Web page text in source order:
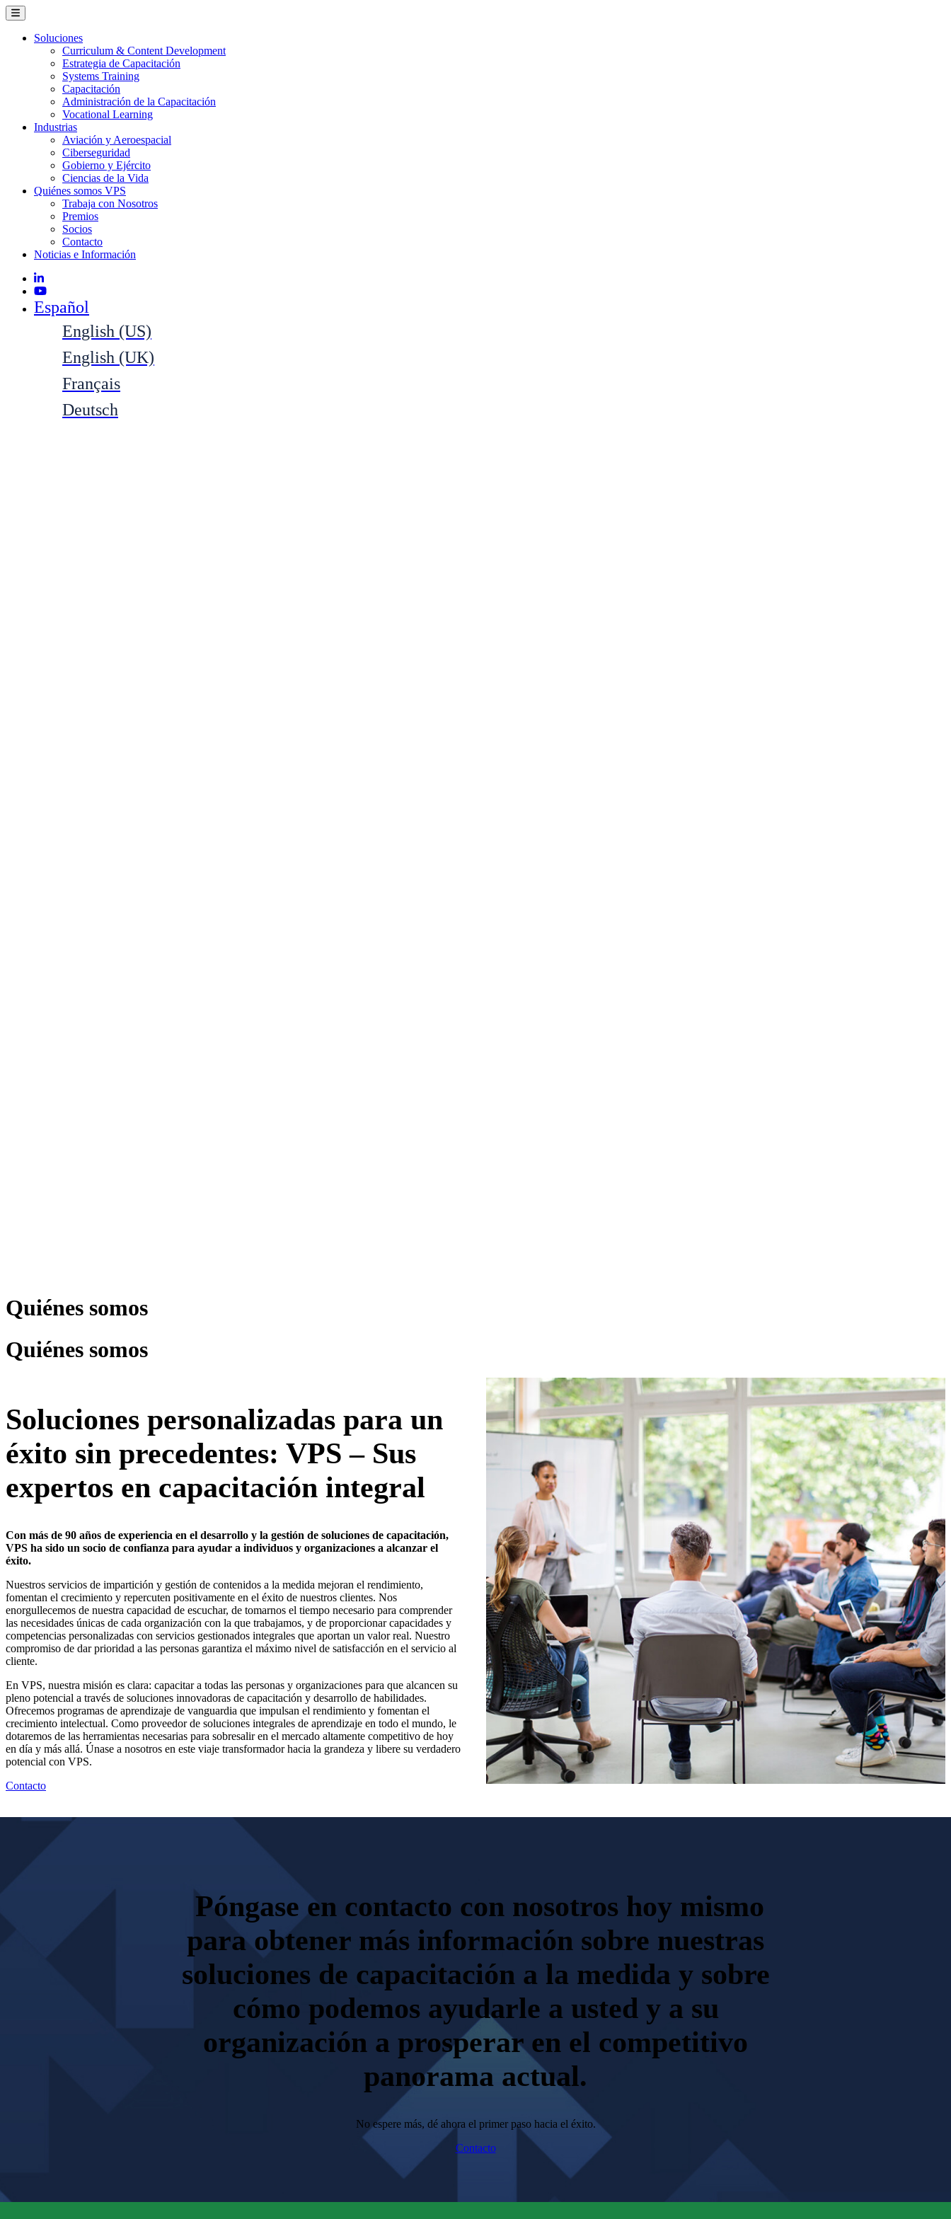
Soluciones
Curriculum & Content Development
Estrategia de Capacitación
Systems Training
Capacitación
Administración de la Capacitación
Vocational Learning
Industrias
Aviación y Aeroespacial
Ciberseguridad
Gobierno y Ejército
Ciencias de la Vida
Quiénes somos VPS
Trabaja con Nosotros
Premios
Socios
Contacto
Noticias e Información
Español
English (US)
English (UK)
Français
Deutsch
Quiénes somos
Quiénes somos
Soluciones personalizadas para un
éxito sin precedentes: VPS – Sus
expertos en capacitación integral
Con más de 90 años de experiencia en el desarrollo y la gestión de soluciones de capacitación,
VPS ha sido un socio de confianza para ayudar a individuos y organizaciones a alcanzar el
éxito.
Nuestros servicios de impartición y gestión de contenidos a la medida mejoran el rendimiento,
fomentan el crecimiento y repercuten positivamente en el éxito de nuestros clientes. Nos
enorgullecemos de nuestra capacidad de escuchar, de tomarnos el tiempo necesario para comprender
las necesidades únicas de cada organización con la que trabajamos, y de proporcionar capacidades y
competencias personalizadas con servicios gestionados integrales que aportan un valor real. Nuestro
compromiso de dar prioridad a las personas garantiza el máximo nivel de satisfacción en el servicio al
cliente.
En VPS, nuestra misión es clara: capacitar a todas las personas y organizaciones para que alcancen su
pleno potencial a través de soluciones innovadoras de capacitación y desarrollo de habilidades.
Ofrecemos programas de aprendizaje de vanguardia que impulsan el rendimiento y fomentan el
crecimiento intelectual. Como proveedor de soluciones integrales de aprendizaje en todo el mundo, le
dotaremos de las herramientas necesarias para sobresalir en el mercado altamente competitivo de hoy
en día y más allá. Únase a nosotros en este viaje transformador hacia la grandeza y libere su verdadero
potencial con VPS.
Contacto
Póngase en contacto con nosotros hoy mismo
para obtener más información sobre nuestras
soluciones de capacitación a la medida y sobre
cómo podemos ayudarle a usted y a su
organización a prosperar en el competitivo
panorama actual.
No espere más, dé ahora el primer paso hacia el éxito.
Contacto